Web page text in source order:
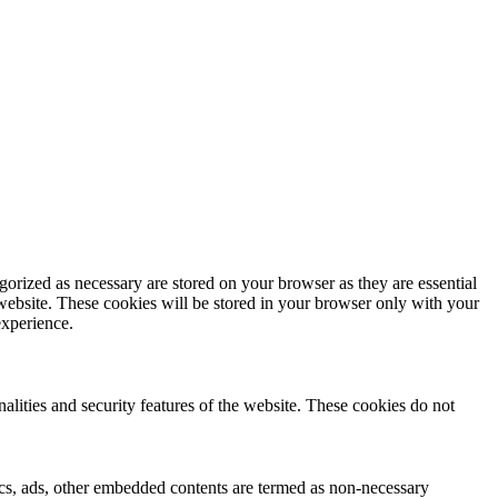
as necessary are stored on your browser as they are essential
These cookies will be stored in your browser only with your
and security features of the website. These cookies do not
other embedded contents are termed as non-necessary